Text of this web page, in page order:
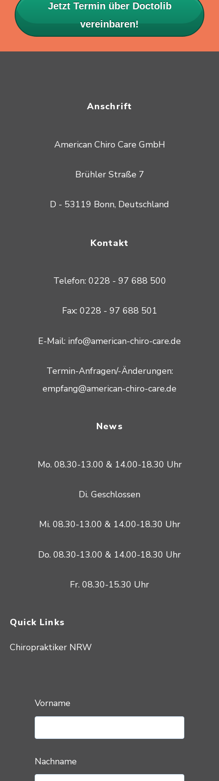
Jetzt Termin über Doctolib
vereinbaren!
Anschrift
American Chiro Care GmbH
Brühler Straße 7
D - 53119 Bonn, Deutschland
Kontakt
Telefon: 0228 - 97 688 500
Fax: 0228 - 97 688 501
E-Mail: info@american-chiro-care.de
Termin-Anfragen/-Änderungen:
empfang@american-chiro-care.de
News
Mo. 08.30-13.00 & 14.00-18.30 Uhr
Di. Geschlossen
Mi. 08.30-13.00 & 14.00-18.30 Uhr
Do. 08.30-13.00 & 14.00-18.30 Uhr
Fr. 08.30-15.30 Uhr
Quick Links
Chiropraktiker NRW
Vorname
Nachname